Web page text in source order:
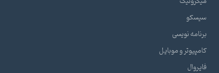
سیسکو
برنامه نویسی
کامپیوتر و موبایل
فایروال